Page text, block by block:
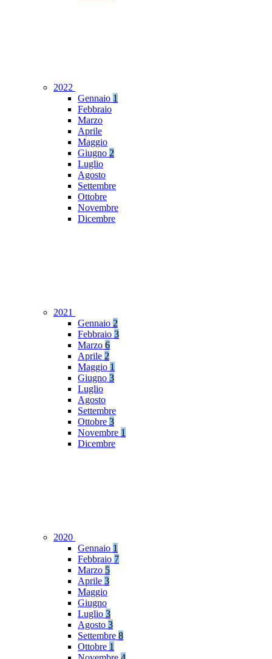
2022
Gennaio 1
Febbraio
Marzo
Aprile
Maggio
Giugno 2
Luglio
Agosto
Settembre
Ottobre
Novembre
Dicembre
2021
Gennaio 2
Febbraio 3
Marzo 6
Aprile 2
Maggio 1
Giugno 3
Luglio
Agosto
Settembre
Ottobre 3
Novembre 1
Dicembre
2020
Gennaio 1
Febbraio 7
Marzo 5
Aprile 3
Maggio
Giugno
Luglio 3
Agosto 3
Settembre 8
Ottobre 1